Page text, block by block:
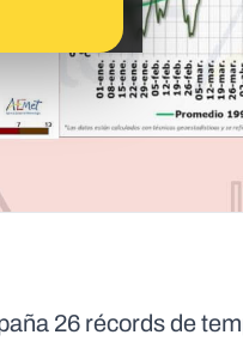
26 récords de